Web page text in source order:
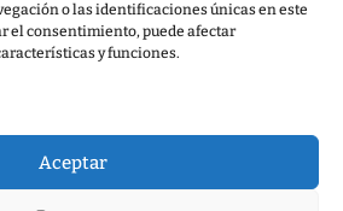
o las identificaciones únicas en este
el consentimiento, puede afectar
y funciones.
Aceptar